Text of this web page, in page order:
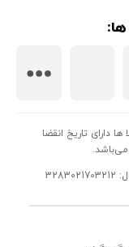
ها دارای تاریخ انقضا
می‌باشد.